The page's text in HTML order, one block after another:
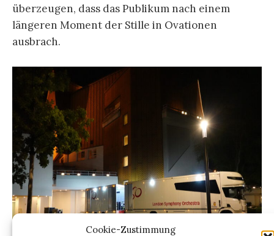
Cookie-Zustimmung
überzeugen, dass das Publikum nach einem
längeren Moment der Stille in Ovationen
ausbrach.